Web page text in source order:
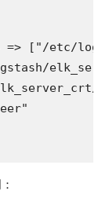
["/etc/